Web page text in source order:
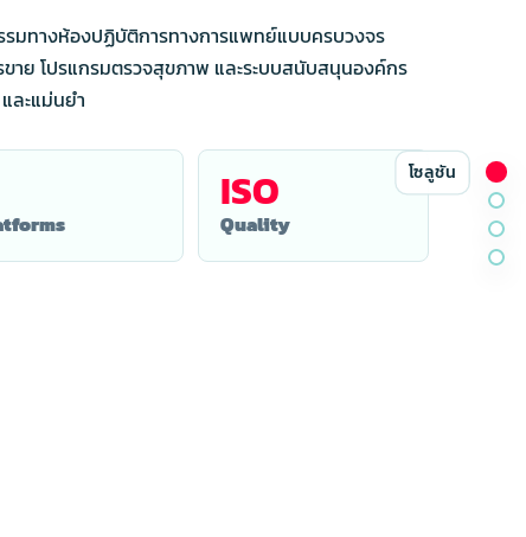
โซลูชัน
รมทางห้องปฏิบัติการทางการแพทย์แบบครบวงจร
าย โปรแกรมตรวจสุขภาพ และระบบสนับสนุนองค์กร
ละแม่นยำ
ISO
Quality